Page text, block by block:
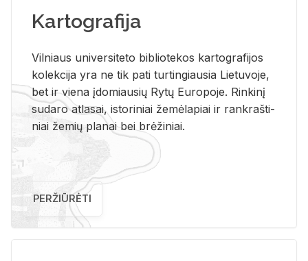
Kartografija
Vil­niaus uni­ver­si­te­to bi­b­lio­te­kos kar­to­gra­fi­jos
ko­lek­ci­ja yra ne tik pati tur­tin­giau­sia Lie­tu­vo­je,
bet ir vie­na įdo­miau­sių Rytų Eu­ro­po­je. Rin­ki­nį
su­da­ro at­la­sai, is­to­ri­niai že­mė­la­piai ir rank­raš­ti­
niai že­mių pla­nai bei brė­ži­niai.
PERŽIŪRĖTI